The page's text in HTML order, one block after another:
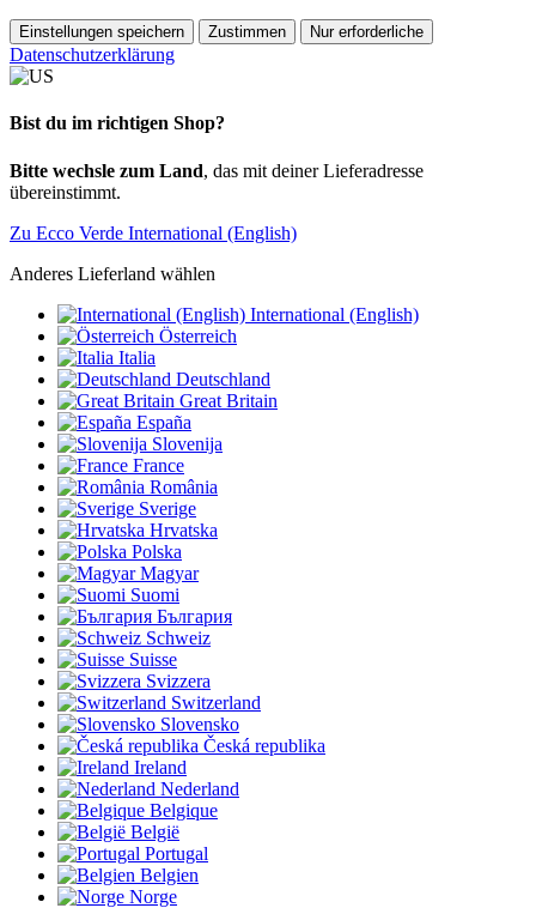
Einstellungen speichern Zustimmen Nur erforderliche
Datenschutzerklärung
Bist du im richtigen Shop?
Bitte wechsle zum Land, das mit deiner Lieferadresse
übereinstimmt.
Zu Ecco Verde International (English)
Anderes Lieferland wählen
International (English)
Österreich
Italia
Deutschland
Great Britain
España
Slovenija
France
România
Sverige
Hrvatska
Polska
Magyar
Suomi
България
Schweiz
Suisse
Svizzera
Switzerland
Slovensko
Česká republika
Ireland
Nederland
Belgique
België
Portugal
Belgien
Norge